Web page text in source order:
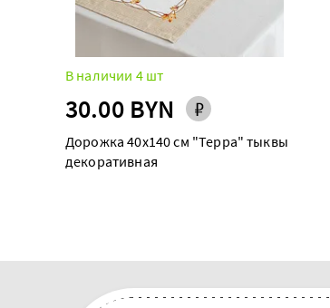
В наличии 4 шт
30.00 BYN
Дорожка 40х140 см "Терра" тыквы
декоративная